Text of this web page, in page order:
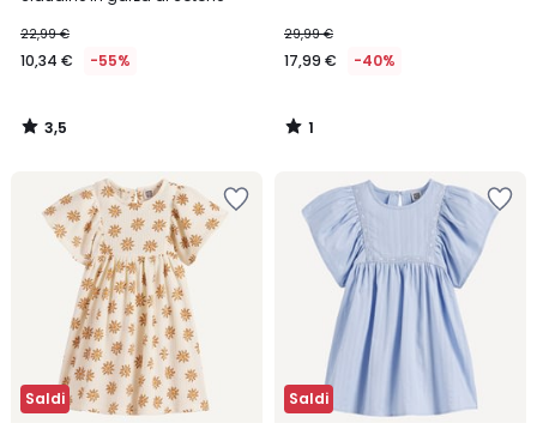
22,99 €
10,34 € -55%
3,5
/
29,99 €
17,99 € -40%
1
/
Saldi Saldi